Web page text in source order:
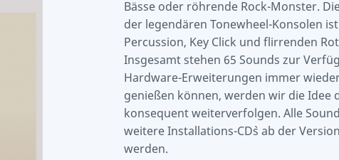
Bässe oder röhrende Rock-Monster.
der legendären Tonewheel-Konsolen
Percussion, Key Click und flirrenden
Insgesamt stehen 65 Sounds zur
Hardware-Erweiterungen immer
genießen können, werden wir die Idee
konsequent weiterverfolgen. Alle
weitere Installations-CD`s ab der
werden.